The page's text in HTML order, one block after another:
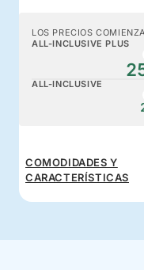
LOS PRECIOS
ALL-INCLUSIVE PLUS
ALL-INCLUSIVE
COMODIDADES Y
CARACTERÍSTICAS